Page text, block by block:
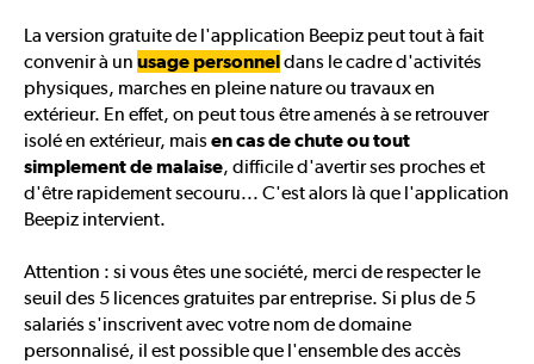
La version gratuite de l'application Beepiz peut tout à fait
convenir à un usage personneldans le cadre d'activités
physiques, marches en pleine nature ou travaux en
extérieur. En effet, on peut tous être amenés à se retrouver
isolé en extérieur, maisen cas de chute ou tout
simplement de malaise, difficile d'avertir ses proches et
d'être rapidement secouru... C'est alors là que l'application
Beepiz intervient.
Attention : si vous êtes une société, merci de respecter le
seuil des 5 licences gratuites par entreprise. Si plus de 5
salariés s'inscrivent avec votre nom de domaine
personnalisé, il est possible que l'ensemble des accès